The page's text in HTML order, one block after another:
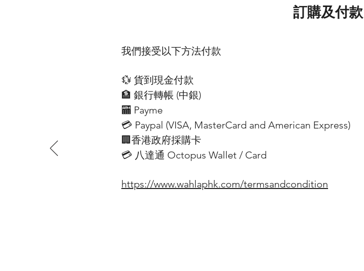
訂購及付款
我們接受以下方法付款
💱 貨到現金付款
🏦 銀行轉帳 (​中銀)
🏧 Payme
💳 Paypal (VISA​, MasterCard and American Express)
🏢香港政府採購卡
💳 八達通 Octopus Wallet / Card
https://www.wahlaphk.com/termsandcondition